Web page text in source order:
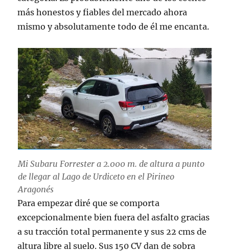
más honestos y fiables del mercado ahora
mismo y absolutamente todo de él me encanta.
Mi Subaru Forrester a 2.000 m. de altura a punto
de llegar al Lago de Urdiceto en el Pirineo
Aragonés
Para empezar diré que se comporta
excepcionalmente bien fuera del asfalto gracias
a su tracción total permanente y sus 22 cms de
altura libre al suelo. Sus 150 CV dan de sobra